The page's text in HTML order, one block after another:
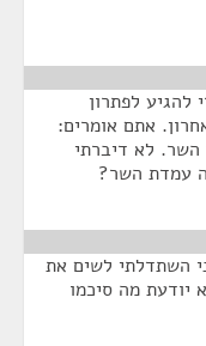
להגיע לפתרון
אתם אומרים:
לא דיברתי
עמדת השר?
השתדלתי לשים את
יודעת מה סיכמו